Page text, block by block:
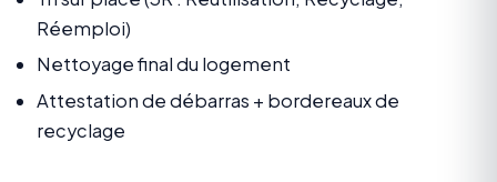
Réemploi)
Nettoyage final du logement
Attestation de débarras + bordereaux de
recyclage